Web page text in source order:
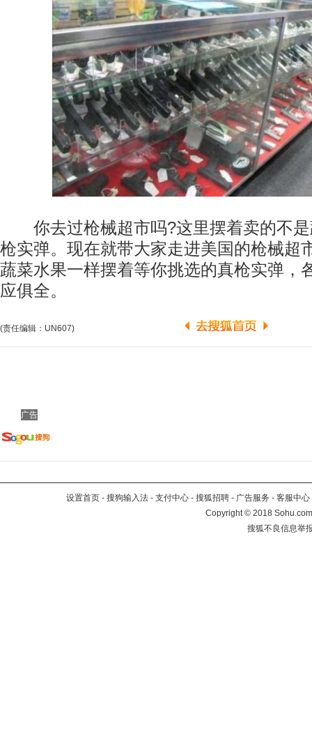
你去过枪械超市吗?这里摆着卖的不是
枪实弹。现在就带大家走进美国的枪械超
蔬菜水果一样摆着等你挑选的真枪实弹，
应俱全。
(责任编辑：UN607)
广告
设置首页 - 搜狗输入法 - 支付中心 - 搜狐招聘 - 广告服务 - 客服中心
Copyright©2018
搜狐不良信息举